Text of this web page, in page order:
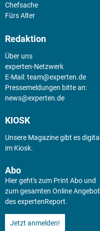
Chefsache
Fürs Alter
Redaktion
Über uns
experten-Netzwerk
E-Mail:team@experten.de
Pressemeldungen bitte an:
news@experten.de
KIOSK
Unsere Magazine gibt es digital
im Kiosk.
Abo
Hier geht's zum Print Abo und
zum gesamten Online Angebot
des expertenReport.
Jetzt anmelden!